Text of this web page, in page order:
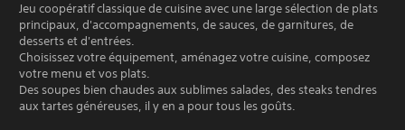
Jeu coopératif classique de cuisine avec une large sélection de plats
principaux, d'accompagnements, de sauces, de garnitures, de
desserts et d'entrées.
Choisissez votre équipement, aménagez votre cuisine, composez
votre menu et vos plats.
Des soupes bien chaudes aux sublimes salades, des steaks tendres
aux tartes généreuses, il y en a pour tous les goûts.